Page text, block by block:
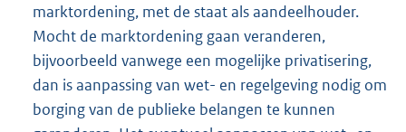
marktordening, met de staat als aandeelhouder.
Mocht de marktordening gaan veranderen,
bijvoorbeeld vanwege een mogelijke privatisering,
dan is aanpassing van wet- en regelgeving nodig om
borging van de publieke belangen te kunnen